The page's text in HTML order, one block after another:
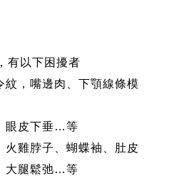
有以下困擾者
紋，嘴邊肉、下顎線條模
眼皮下垂…等
火雞脖子、蝴蝶袖、肚皮
大腿鬆弛…等